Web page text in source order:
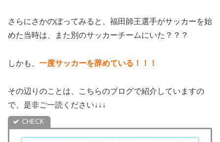
さらにさかのぼってみると、福田師王選手がサッカーを始
めた当時は、また別のサッカーチームにいた？？？
しかも、 一度サッカーを辞めている！！！
その辺りのことは、こちらのブログで紹介していますの
で、是非ご一読ください↓↓↓